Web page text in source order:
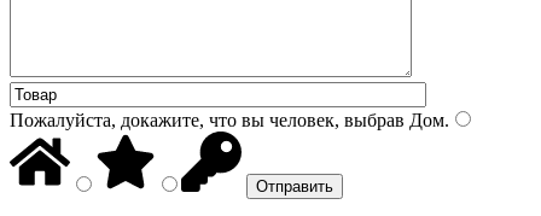
Пожалуйста, докажите, что вы человек, выбрав Дом.